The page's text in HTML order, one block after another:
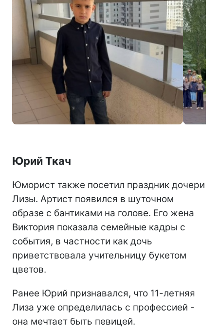
Юрий Ткач
Юморист также посетил праздник дочери
Лизы. Артист появился в шуточном
образе с бантиками на голове. Его жена
Виктория показала семейные кадры с
события, в частности как дочь
приветствовала учительницу букетом
цветов.
Ранее Юрий признавался, что 11-летняя
Лиза уже определилась с профессией -
она мечтает быть певицей.